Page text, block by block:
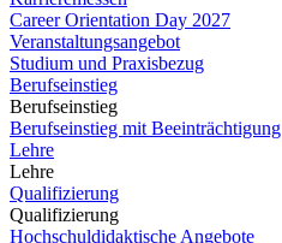
Career Orientation Day 2027
Veranstaltungsangebot
Studium und Praxisbezug
Berufseinstieg
Berufseinstieg
Berufseinstieg mit Beeinträchtigung
Lehre
Lehre
Qualifizierung
Qualifizierung
Hochschuldidaktische Angebote